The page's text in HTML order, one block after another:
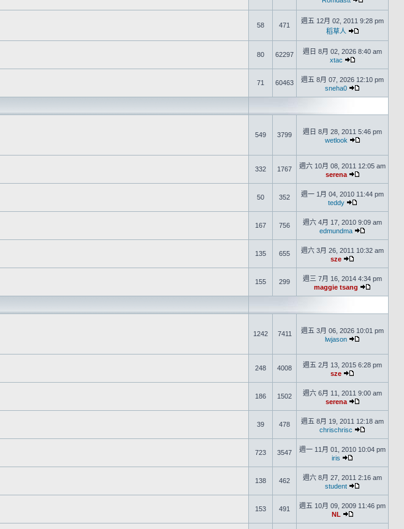
58 471
週五 12月 02, 2011 9:28 pm
稻草人
80 62297
週日 8月 02, 2026 8:40 am
xtac
71 60463
週五 8月 07, 2026 12:10 pm
sneha0
549 3799
週日 8月 28, 2011 5:46 pm
wetlook
332 1767
週六 10月 08, 2011 12:05 am
serena
50 352
週一 1月 04, 2010 11:44 pm
teddy
167 756
週六 4月 17, 2010 9:09 am
edmundma
135 655
週六 3月 26, 2011 10:32 am
sze
155 299
週三 7月 16, 2014 4:34 pm
maggie tsang
1242 7411
週五 3月 06, 2026 10:01 pm
lwjason
248 4008
週五 2月 13, 2015 6:28 pm
sze
186 1502
週六 6月 11, 2011 9:00 am
serena
39 478
週五 8月 19, 2011 12:18 am
chrischrisc
723 3547
週一 11月 01, 2010 10:04 pm
iris
138 462
週六 8月 27, 2011 2:16 am
student
153 491
週五 10月 09, 2009 11:46 pm
NL